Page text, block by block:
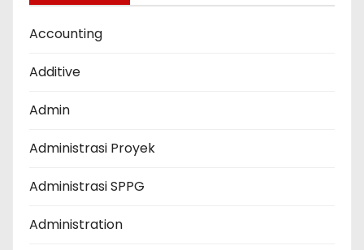
Accounting
Additive
Admin
Administrasi Proyek
Administrasi SPPG
Administration